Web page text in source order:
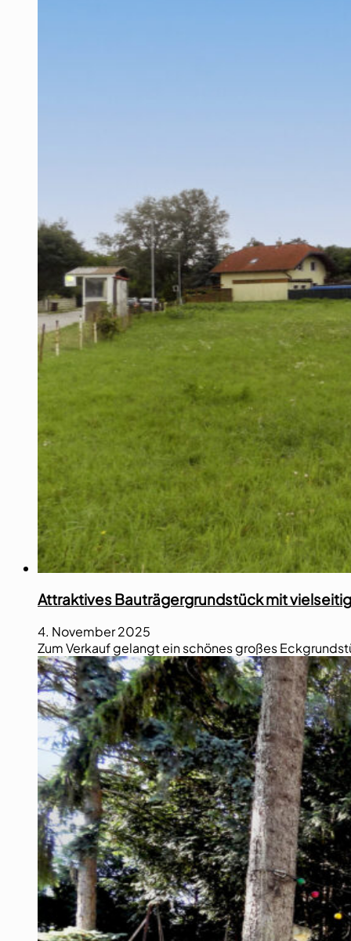
Attraktives Bauträgergrundstück mit
4. November 2025
Zum Verkauf gelangt ein schönes großes